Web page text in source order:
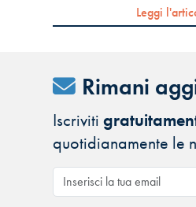
Leggi
Rimani
Iscriviti
quotidianamente le